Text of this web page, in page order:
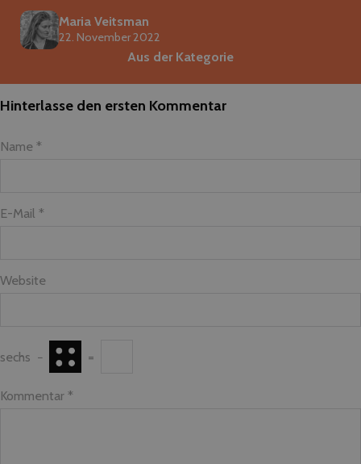
Maria Veitsman
22. November 2022
Aus der Kategorie
Hinterlasse den ersten Kommentar
Name *
E-Mail *
Website
sechs − =
Kommentar *